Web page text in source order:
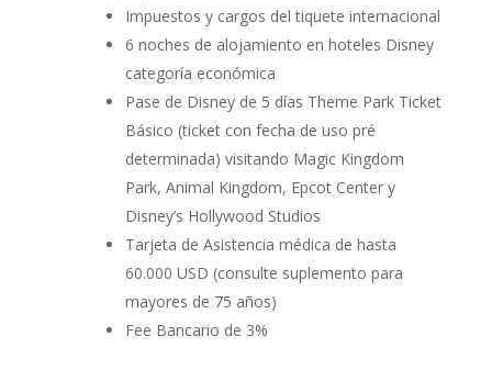
Impuestos y cargos del tiquete internacional
6 noches de alojamiento en hoteles Disney
categoría económica
Pase de Disney de 5 días Theme Park Ticket
Básico (ticket con fecha de uso pré
determinada) visitando Magic Kingdom
Park, Animal Kingdom, Epcot Center y
Disney’s Hollywood Studios
Tarjeta de Asistencia médica de hasta
60.000 USD (consulte suplemento para
mayores de 75 años)
Fee Bancario de 3%